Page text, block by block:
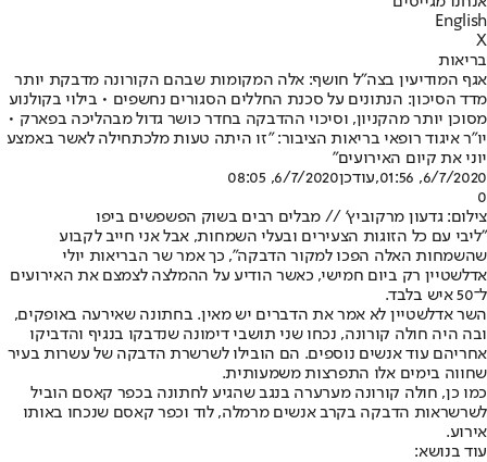
English
X
בריאות
אגף המודיעין בצה"ל חושף: אלה המקומות שבהם הקורונה מדבקת יותר
מדד הסיכון: הנתונים על סכנת החללים הסגורים נחשפים • בילוי בקולנוע
מסוכן יותר מהקניון, וסיכוי ההדבקה בחדר כושר גדול מבהליכה בפארק •
יו"ר איגוד רופאי בריאות הציבור: "זו היתה טעות מלכתחילה לאשר באמצע
יוני את קיום האירועים"
6/7/2020, 01:56
,עודכן6/7/2020, 08:05
0
צילום: גדעון מרקוביץ' // מבלים רבים בשוק הפשפשים ביפו
"ליבי עם כל הזוגות הצעירים ובעלי השמחות, אבל אני חייב לקבוע
שהשמחות האלה הפכו למקור הדבקה", כך אמר שר הבריאות יולי
אדלשטיין רק ביום חמישי, כאשר הודיע על ההמלצה לצמצם את האירועים
ל־50 איש בלבד.
השר אדלשטיין לא אמר את הדברים יש מאין. בחתונה שאירעה באופקים,
ובה היה חולה קורונה, נכחו שני תושבי דימונה שנדבקו בנגיף והדביקו
אחריהם עוד אנשים נוספים. הם הובילו לשרשרת הדבקה של עשרות בעיר
שחווה בימים אלו התפרצות משמעותית.
כמו כן, חולה קורונה מערערה בנגב שהגיע לחתונה בכפר קאסם הוביל
לשרשראות הדבקה בקרב אנשים מרמלה, לוד וכפר קאסם שנכחו באותו
אירוע.
עוד בנושא: